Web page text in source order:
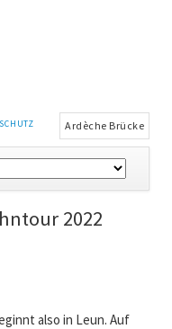
Ardèche Brücke
2022
also in Leun. Auf